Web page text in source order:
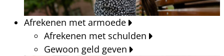
Afrekenen met armoede
Afrekenen met schulden
Gewoon geld geven